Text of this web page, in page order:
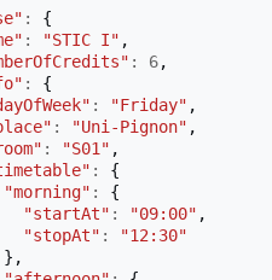
:
{
: "STIC I" ,
: 6,
:
{
: "Friday" ,
: "Uni-Pignon" ,
: "S01" ,
:
{
"morning" :
{
"startAt" : "09:00" ,
"stopAt" :
"12:30"
},